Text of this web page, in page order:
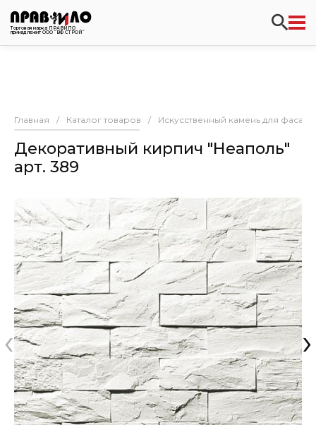
Торговая марка ПРАВИЛО
принадлежит ООО “ВФ СТРОЙ”
Главная / Каталог товаров / Искусственный камень для
Декоративный кирпич "Неаполь"
арт. 389
‹ ›